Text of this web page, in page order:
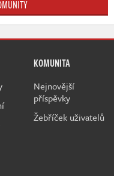
KOMUNITA
Nejnovější
příspěvky
Žebříček uživatelů